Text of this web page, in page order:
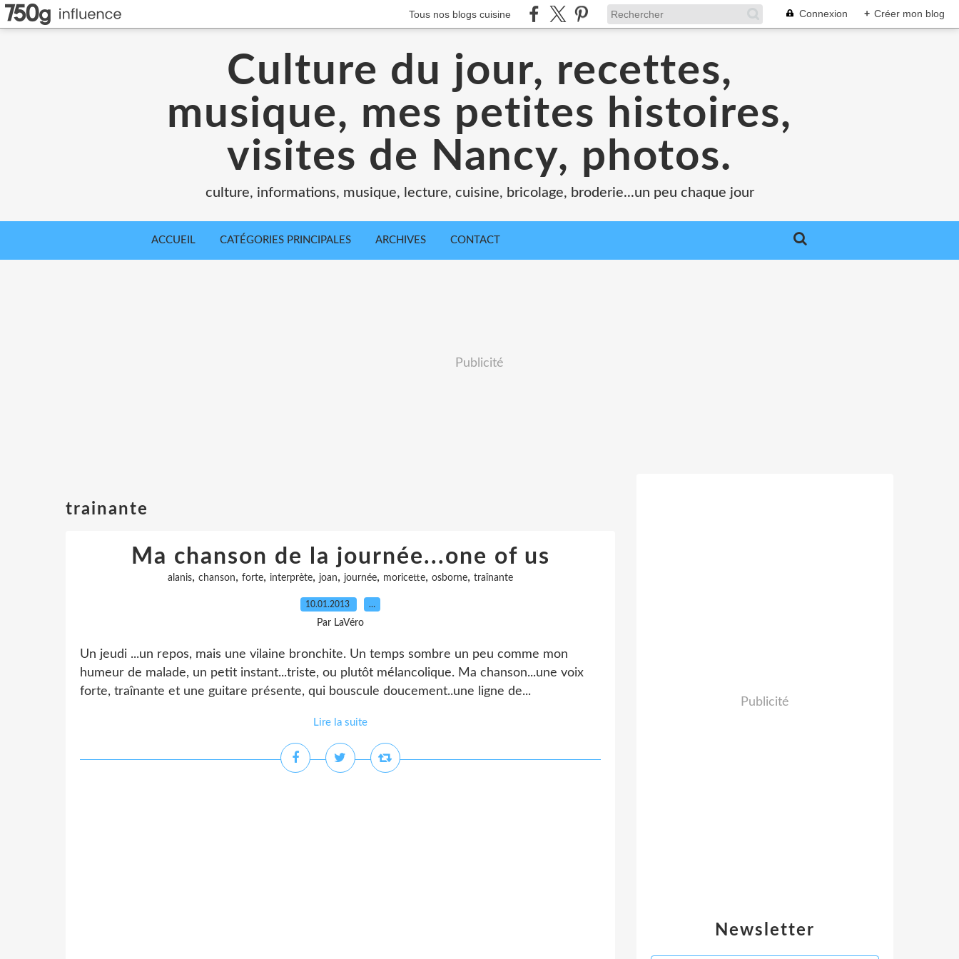
Tous nos blogs cuisine Connexion + Créer mon blog
Culture du jour, recettes,
musique, mes petites histoires,
visites de Nancy, photos.
culture, informations, musique, lecture, cuisine, bricolage, broderie...un peu chaque jour
ACCUEIL CATÉGORIES PRINCIPALES ARCHIVES CONTACT
Publicité
trainante
Ma chanson de la journée...one of us
alanis, chanson, forte, interprète, joan, journée, moricette, osborne, traînante
10.01.2013 …
Par LaVéro
Un jeudi ...un repos, mais une vilaine bronchite. Un temps sombre un peu comme mon
humeur de malade, un petit instant...triste, ou plutôt mélancolique. Ma chanson...une voix
forte, traînante et une guitare présente, qui bouscule doucement..une ligne de...
Lire la suite
Newsletter
Publicité